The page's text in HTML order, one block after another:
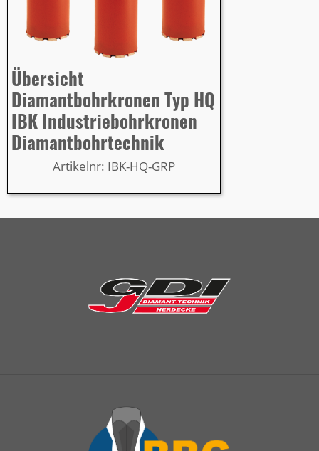
Übersicht
Diamantbohrkronen Typ HQ
IBK Industriebohrkronen
Diamantbohrtechnik
Artikelnr: IBK-HQ-GRP